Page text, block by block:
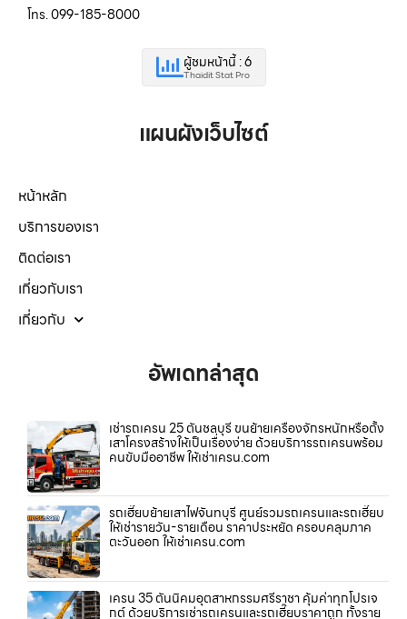
โทร. 099-185-8000
ผู้ชมหน้านี้ : 6
Thaidit Stat Pro
แผนผังเว็บไซต์
หน้าหลัก
บริการของเรา
ติดต่อเรา
เกี่ยวกับเรา
เกี่ยวกับ
อัพเดทล่าสุด
เช่ารถเครน 25 ตันชลบุรี ขนย้ายเครื่องจักรหนักหรือตั้ง
เสาโครงสร้างให้เป็นเรื่องง่าย ด้วยบริการรถเครนพร้อม
คนขับมืออาชีพ ให้เช่าเครน.com
รถเฮี๊ยบย้ายเสาไฟจันทบุรี ศูนย์รวมรถเครนและรถเฮี๊ยบ
ให้เช่ารายวัน-รายเดือน ราคาประหยัด ครอบคลุมภาค
ตะวันออก ให้เช่าเครน.com
เครน 35 ตันนิคมอุตสาหกรรมศรีราชา คุ้มค่าทุกโปรเจ
กต์ ด้วยบริการเช่ารถเครนและรถเฮี๊ยบราคาถูก ทั้งราย